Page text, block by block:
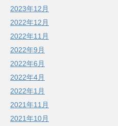
2023年12月
2022年12月
2022年11月
2022年9月
2022年6月
2022年4月
2022年1月
2021年11月
2021年10月